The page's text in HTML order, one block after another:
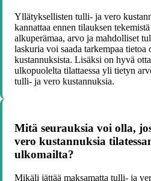
Yllätyksellisten tulli- ja vero
kannattaa ennen tilauksen
alkuperämaa, arvo ja mahdolliset
laskuria voi saada tarkempaa tietoa
kustannuksista. Lisäksi on hyvä
ulkopuolelta tilattaessa yli tietyn
tulli- ja vero kustannuksia.
Mitä seurauksia voi olla,
vero kustannuksia
ulkomailta?
Mikäli jättää maksamatta tulli- ja